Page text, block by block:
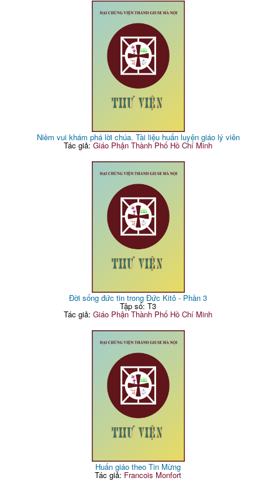
Niềm vui khám phá lời chúa. Tài liệu huấn luyện giáo lý viên
Tác giả:Giáo Phận Thành Phố Hồ Chí Minh
Đời sống đức tin trong Đức Kitô - Phần 3
Tập số: T3
Tác giả:Giáo Phận Thành Phố Hồ Chí Minh
Huấn giáo theo Tin Mừng
Tác giả: Francois Monfort